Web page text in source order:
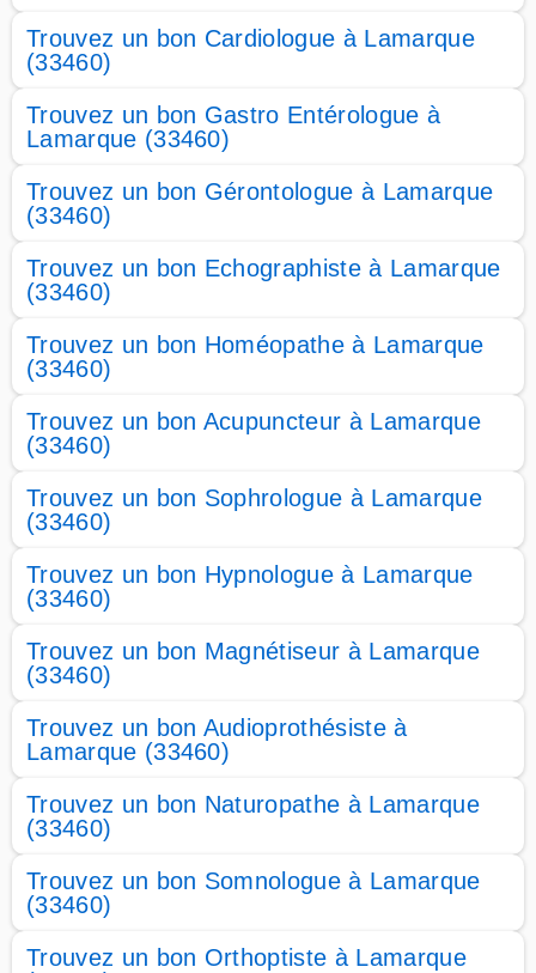
Trouvez un bon Cardiologue à Lamarque
(33460)
Trouvez un bon Gastro Entérologue à
Lamarque (33460)
Trouvez un bon Gérontologue à Lamarque
(33460)
Trouvez un bon Echographiste à Lamarque
(33460)
Trouvez un bon Homéopathe à Lamarque
(33460)
Trouvez un bon Acupuncteur à Lamarque
(33460)
Trouvez un bon Sophrologue à Lamarque
(33460)
Trouvez un bon Hypnologue à Lamarque
(33460)
Trouvez un bon Magnétiseur à Lamarque
(33460)
Trouvez un bon Audioprothésiste à
Lamarque (33460)
Trouvez un bon Naturopathe à Lamarque
(33460)
Trouvez un bon Somnologue à Lamarque
(33460)
Trouvez un bon Orthoptiste à Lamarque